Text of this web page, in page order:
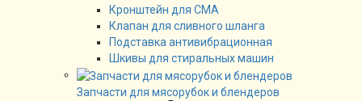
Кронштейн для СМА
Клапан для сливного шланга
Подставка антивибрационная
Шкивы для стиральных машин
Запчасти для мясорубок и блендеров